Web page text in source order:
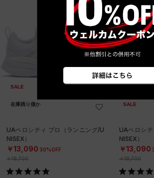
SALE
在庫残り僅か
UAベロシティ プロ（ランニング/U
NISEX）
￥13,090 30%OFF
￥18,700
SALE
UAベロシ
NISEX）
￥13,090
￥18,700